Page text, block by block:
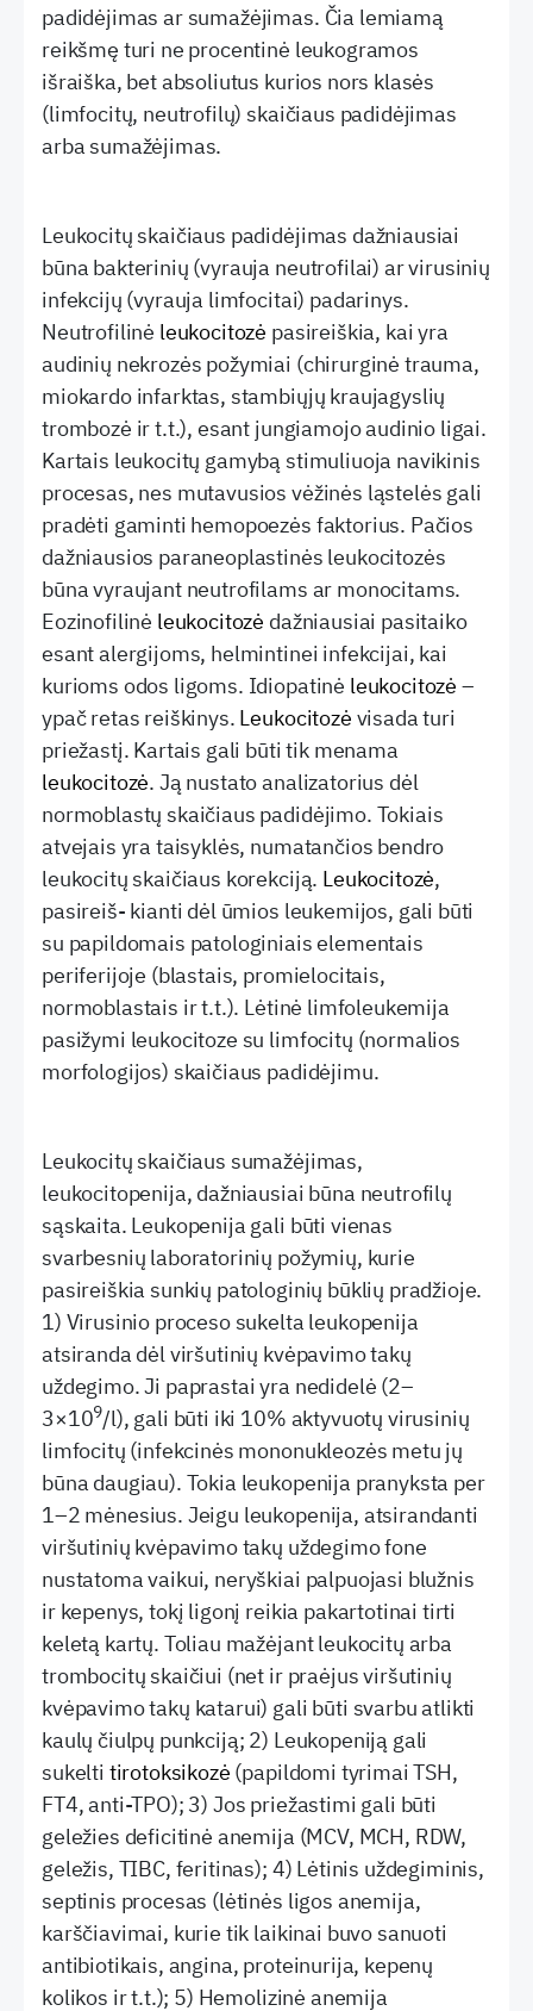
padidėjimas ar sumažėjimas. Čia lemiamą
reikšmę turi ne procentinė leukogramos
išraiška, bet absoliutus kurios nors klasės
(limfocitų, neutrofilų) skaičiaus padidėjimas
arba sumažėjimas.
Leukocitų skaičiaus padidėjimas dažniausiai
būna bakterinių (vyrauja neutrofilai) ar virusinių
infekcijų (vyrauja limfocitai) padarinys.
Neutrofilinė leukocitozė pasireiškia, kai yra
audinių nekrozės požymiai (chirurginė trauma,
miokardo infarktas, stambiųjų kraujagyslių
trombozė ir t.t.), esant jungiamojo audinio ligai.
Kartais leukocitų gamybą stimuliuoja navikinis
procesas, nes mutavusios vėžinės ląstelės gali
pradėti gaminti hemopoezės faktorius. Pačios
dažniausios paraneoplastinės leukocitozės
būna vyraujant neutrofilams ar monocitams.
Eozinofilinė leukocitozė dažniausiai pasitaiko
esant alergijoms, helmintinei infekcijai, kai
kurioms odos ligoms. Idiopatinė leukocitozė –
ypač retas reiškinys. Leukocitozė visada turi
priežastį. Kartais gali būti tik menama
leukocitozė. Ją nustato analizatorius dėl
normoblastų skaičiaus padidėjimo. Tokiais
atvejais yra taisyklės, numatančios bendro
leukocitų skaičiaus korekciją. Leukocitozė,
pasireiš- kianti dėl ūmios leukemijos, gali būti
su papildomais patologiniais elementais
periferijoje (blastais, promielocitais,
normoblastais ir t.t.). Lėtinė limfoleukemija
pasižymi leukocitoze su limfocitų (normalios
morfologijos) skaičiaus padidėjimu.
Leukocitų skaičiaus sumažėjimas,
leukocitopenija, dažniausiai būna neutrofilų
sąskaita. Leukopenija gali būti vienas
svarbesnių laboratorinių požymių, kurie
pasireiškia sunkių patologinių būklių pradžioje.
1) Virusinio proceso sukelta leukopenija
atsiranda dėl viršutinių kvėpavimo takų
uždegimo. Ji paprastai yra nedidelė (2–
3×109/l), gali būti iki 10% aktyvuotų virusinių
limfocitų (infekcinės mononukleozės metu jų
būna daugiau). Tokia leukopenija pranyksta per
1–2 mėnesius. Jeigu leukopenija, atsirandanti
viršutinių kvėpavimo takų uždegimo fone
nustatoma vaikui, neryškiai palpuojasi blužnis
ir kepenys, tokį ligonį reikia pakartotinai tirti
keletą kartų. Toliau mažėjant leukocitų arba
trombocitų skaičiui (net ir praėjus viršutinių
kvėpavimo takų katarui) gali būti svarbu atlikti
kaulų čiulpų punkciją; 2) Leukopeniją gali
sukelti tirotoksikozė (papildomi tyrimai TSH,
FT4, anti-TPO); 3) Jos priežastimi gali būti
geležies deficitinė anemija (MCV, MCH, RDW,
geležis, TIBC, feritinas); 4) Lėtinis uždegiminis,
septinis procesas (lėtinės ligos anemija,
karščiavimai, kurie tik laikinai buvo sanuoti
antibiotikais, angina, proteinurija, kepenų
kolikos ir t.t.); 5) Hemolizinė anemija